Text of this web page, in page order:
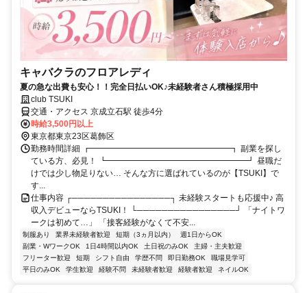
キャバクラのフロアレディ
夏の急な出費も安心！！完全日払いOK♪未経験者さん積極採用中
club TSUKI
交通・アクセス 京成立石駅 徒歩4分
時給3,500円以上
東京都東京23区葛飾区
勤務時間詳細 ┏━━━━━━━━━━━━━━━━━┓ 副業を探し
ている方、必見！ ┗━━━━━━━━━━━━━━━━━┛ 昼職だ
けでは少し物足りない… そんな方に選ばれているのが【TSUKI】で
す...
仕事内容 ┌────────────────┐ 未経験スタートも応援中♪ 高
収入デビューならTSUKI！ └────────────────┘ 「ナイトワ
ークは初めて…」 「接客経験がなくて不安...
制服あり 業界未経験者歓迎 短期（3ヵ月以内）
週1日からOK
副業・WワークOK
1日4時間以内OK 土日祝のみOK
主婦・主夫歓迎
フリーター歓迎
短期 シフト自由 学歴不問 即日勤務OK
職場見学可
平日のみOK
学生歓迎 経験不問 未経験者歓迎 経験者歓迎 ネイルOK